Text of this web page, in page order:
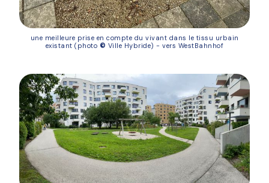
une meilleure prise en compte du vivant dans le tissu urbain
existant (photo © Ville Hybride) - vers WestBahnhof